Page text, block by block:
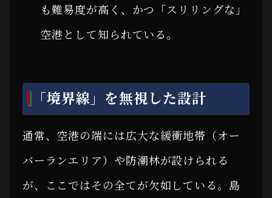
も難易度が高く、かつ「スリリングな」
空港として知られている。
「境界線」を無視した設計
通常、空港の端には広大な緩衝地帯（オー
バーランエリア）や防潮林が設けられる
が、ここではその全てが欠如している。島